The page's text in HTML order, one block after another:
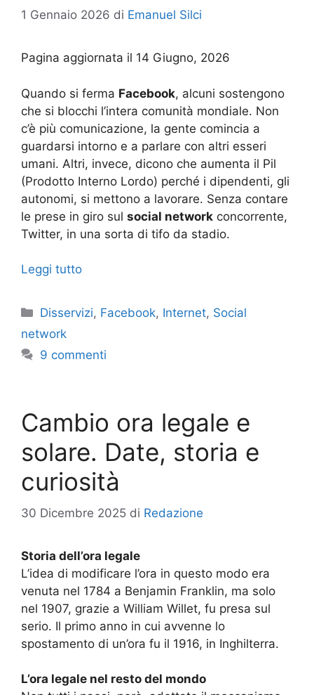
1 Gennaio 2026 di Emanuel Silci
Pagina aggiornata il 14 Giugno, 2026
Quando si ferma Facebook, alcuni sostengono
che si blocchi l’intera comunità mondiale. Non
c’è più comunicazione, la gente comincia a
guardarsi intorno e a parlare con altri esseri
umani. Altri, invece, dicono che aumenta il Pil
(Prodotto Interno Lordo) perché i dipendenti, gli
autonomi, si mettono a lavorare. Senza contare
le prese in giro sul social network concorrente,
Twitter, in una sorta di tifo da stadio.
Leggi tutto
Categorie
Disservizi, Facebook, Internet, Social
network
9 commenti
Cambio ora legale e
solare. Date, storia e
curiosità
30 Dicembre 2025 di Redazione
Storia dell’ora legale
L’idea di modificare l’ora in questo modo era
venuta nel 1784 a Benjamin Franklin, ma solo
nel 1907, grazie a William Willet, fu presa sul
serio. Il primo anno in cui avvenne lo
spostamento di un’ora fu il 1916, in Inghilterra.
L’ora legale nel resto del mondo